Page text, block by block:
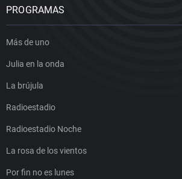
PROGRAMAS
Más de uno
Julia en la onda
La brújula
Radioestadio
Radioestadio Noche
La rosa de los vientos
Por fin no es lunes